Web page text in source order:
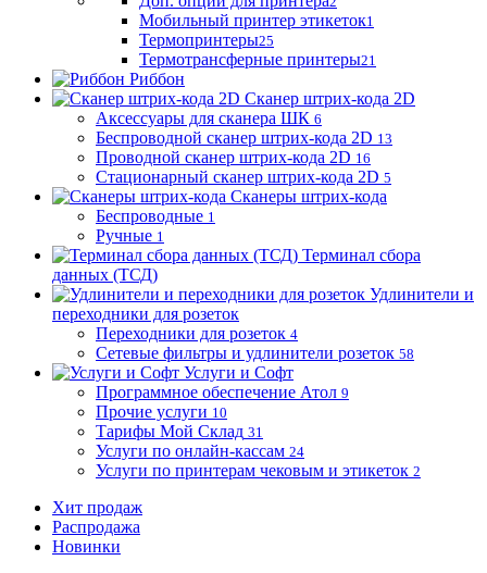
Мобильный принтер этикеток1
Термопринтеры25
Термотрансферные принтеры21
Риббон
Сканер штрих-кода 2D
Аксессуары для сканера ШК 6
Беспроводной сканер штрих-кода 2D 13
Проводной сканер штрих-кода 2D 16
Стационарный сканер штрих-кода 2D 5
Сканеры штрих-кода
Беспроводные 1
Ручные 1
Терминал сбора
данных (ТСД)
Удлинители и
переходники для розеток
Переходники для розеток 4
Сетевые фильтры и удлинители розеток 58
Услуги и Софт
Программное обеспечение Атол 9
Прочие услуги 10
Тарифы Мой Склад 31
Услуги по онлайн-кассам 24
Услуги по принтерам чековым и этикеток 2
Хит продаж
Распродажа
Новинки